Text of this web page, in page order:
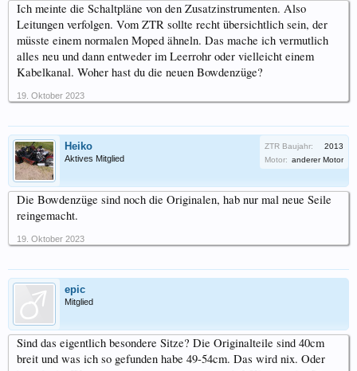
Ich meinte die Schaltpläne von den Zusatzinstrumenten. Also
Leitungen verfolgen. Vom ZTR sollte recht übersichtlich sein, der
müsste einem normalen Moped ähneln. Das mache ich vermutlich
alles neu und dann entweder im Leerrohr oder vielleicht einem
Kabelkanal. Woher hast du die neuen Bowdenzüge?
19. Oktober 2023
Heiko
Aktives Mitglied
ZTR Baujahr:
2013
Motor: anderer Motor
Die Bowdenzüge sind noch die Originalen, hab nur mal neue Seile
reingemacht.
19. Oktober 2023
epic
Mitglied
Sind das eigentlich besondere Sitze? Die Originalteile sind 40cm
breit und was ich so gefunden habe 49-54cm. Das wird nix. Oder